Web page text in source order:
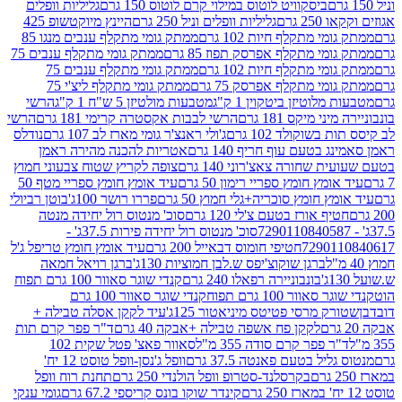
ביסקוויט לוטוס במילוי קרם לוטוס 150 גרם
גליליות וופלים
גרם
גליליות וופלים וניל 250 גרם
היינץ מיוקטשופ 425
מתקלף חיות 102 גרם
ממתק גומי מתקלף ענבים מנגו 85
מתקלף אפרסק תפוז 85 גרם
ממתק גומי מתקלף ענבים 75
מתקלף חיות 102 גרם
ממתק גומי מתקלף ענבים 75
מתקלף אפרסק 75 גרם
ממתק גומי מתקלף ליצ'י 75
ביטקוין 1 ק"ג
מטבעות מולטיזן 5 ש"ח 1 ק"ג
הרשי
מיקס 181 גרם
הרשי לבבות אקסטרה קרימי 181 גרם
הרשי
102 גרם
ג'ולי ראנצ'ר גומי מארז לב 107 גרם
נודלס
עוף חריף 140 גרם
אטריות להכנה מהירה ראמן
שחורה צאצ'רוני 140 גרם
צופה לקריץ שטוח צבעוני חמוץ
חומץ ספריי רימון 50 גרם
עיד אומץ חומץ ספריי מטף 50
חומץ סוכריה+גלי חמוץ 50 גרם
פררו רושר 100ג'
בוטן רביולי
אורז בטעם צ'לי 120 גרם
סוכ' מנטוס רול יחידה מנטה
סוכ' מנטוס רול יחידה פירות 37.5ג' -
חטיפי חומוס דבאייל 200 גרם
עיד אומץ חומץ טריפל ג'ל
ברגן שוקוצ'יפס ש.לבן חמוציות 130ג'
ברגן רויאל חמאה
בונבוניירה רפאלו 240 גרם
קנדי שוגר סאוור 100 גרם תפוח
100 גרם תפוח
קנדי שוגר סאוור 100 גרם
מרסי פטיטס מיניאטור 125ג'
עיד לקקן אסלה טבילה +
לקקן פח אשפה טבילה +אבקה 40 גרם
ד"ר פפר קרם תות
פפר קרם סודה 355 מ"ל
סאוור פאצ' פטל שקית 102
בטעם פאנטה 37.5 גרם
וופל ג'נסן-וופל טוסט 12 יח'
בקרסלנד-סטרופ וופל הולנדי 250 גרם
תחנת רוח וופל
קינדר שוקו בונס קריספי 67.2 גרם
גומי ענקי